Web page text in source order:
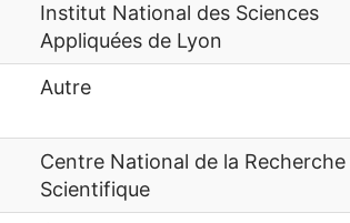
Institut National des Sciences
Appliquées de Lyon
Autre
Centre National de la Recherche
Scientifique